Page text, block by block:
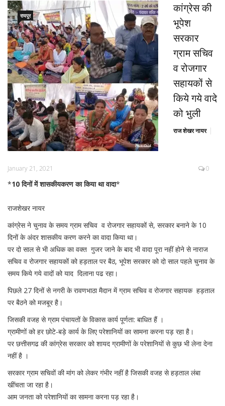
रायपुर
कांग्रेस की
भूपेश
सरकार
ग्राम सचिव
व रोजगार
सहायकों से
किये गये वादे
को भुली
राज शेखर नायर
January 21, 2021 0
*10 दिनों में शासकीयकरण का किया था वादा*
राजशेखर नायर
कांग्रेस ने चुनाव के समय ग्राम सचिव व रोजगार सहायकों से, सरकार बनाने के 10
दिनों के अंदर शासकीय करण करने का वादा किया था।
पर दो साल से भी अधिक का वक्त गुजर जाने के बाद भी वादा पूरा नहीं होने से नाराज
सचिव व रोजगार सहायकों को हड़ताल पर बैठ, भूपेश सरकार को दो साल पहले चुनाव के
समय किये गये वादों को याद दिलाना पढ रहा।
पिछले 27 दिनों से नगरी के रावणभाठा मैदान में ग्राम सचिव व रोजगार सहायक हड़ताल
पर बैठने को मजबूर है।
जिसकी वजह से ग्राम पंचायतों के विकास कार्य पूर्णता: बाधित हैं ।
ग्रामीणों को हर छोटे-बड़े कार्य के लिए परेशानियों का सामना करना पड़ रहा है।
पर छत्तीसगढ की कांग्रेस सरकार को शायद ग्रामीणों के परेशानियों से कुछ भी लेना देना
नहीं है ।
सरकार ग्राम सचिवों की मांग को लेकर गंभीर नहीं है जिसकी वजह से हड़ताल लंबा
खींचता जा रहा है।
आम जनता को परेशानियों का सामना करना पड़ रहा है।